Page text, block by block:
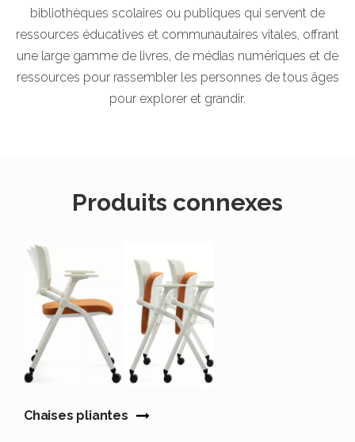
bibliothèques scolaires ou publiques qui servent de
ressources éducatives et communautaires vitales, offrant
une large gamme de livres, de médias numériques et de
ressources pour rassembler les personnes de tous âges
pour explorer et grandir.
Produits connexes
Chaises pliantes